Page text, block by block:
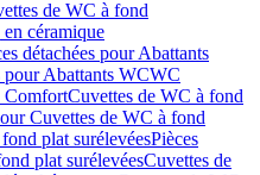
de WC à fond
céramique
détachées pour Abattants
pour Abattants WCWC
ComfortCuvettes de WC à fond
Cuvettes de WC à fond
plat surélevéesPièces
plat surélevéesCuvettes de